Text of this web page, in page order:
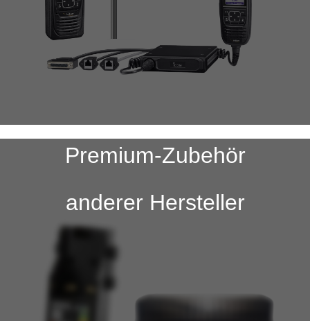
Premium-Zubehör
anderer Hersteller